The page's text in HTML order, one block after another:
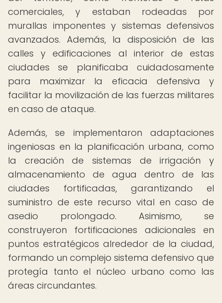
comerciales, y estaban rodeadas por
murallas imponentes y sistemas defensivos
avanzados. Además, la disposición de las
calles y edificaciones al interior de estas
ciudades se planificaba cuidadosamente
para maximizar la eficacia defensiva y
facilitar la movilización de las fuerzas militares
en caso de ataque.
Además, se implementaron adaptaciones
ingeniosas en la planificación urbana, como
la creación de sistemas de irrigación y
almacenamiento de agua dentro de las
ciudades fortificadas, garantizando el
suministro de este recurso vital en caso de
asedio prolongado. Asimismo, se
construyeron fortificaciones adicionales en
puntos estratégicos alrededor de la ciudad,
formando un complejo sistema defensivo que
protegía tanto el núcleo urbano como las
áreas circundantes.